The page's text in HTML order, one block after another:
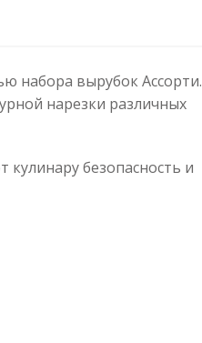
набора вырубок Ассорти.
нарезки различных
безопасность и